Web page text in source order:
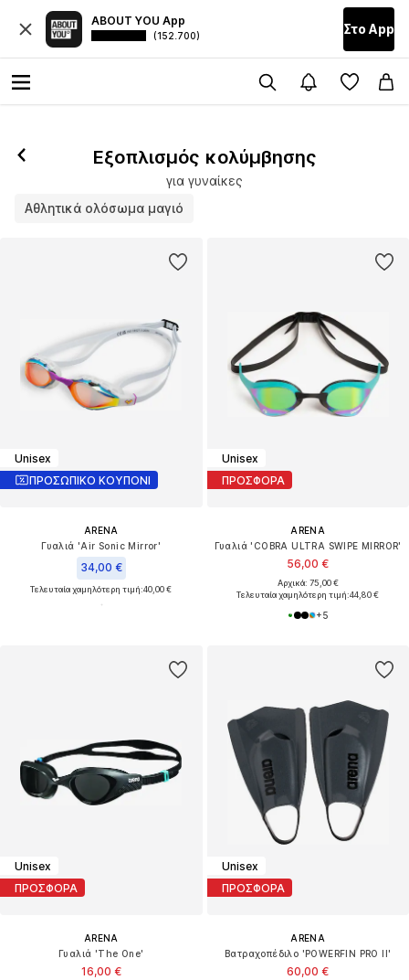
ABOUT YOU App
(152.700) Στο Αpp
Εξοπλισμός κολύμβησης
για γυναίκες
Αθλητικά ολόσωμα μαγιό
Unisex
ΠΡΟΣΩΠΙΚΟ ΚΟΥΠΟΝΙ
ARENA
Γυαλιά 'Air Sonic Mirror'
34,00 €
Τελευταία χαμηλότερη τιμή:40,00 €
Unisex
ΠΡΟΣΦΟΡΑ
ARENA
Γυαλιά 'COBRA ULTRA SWIPE MIRROR'
56,00 €
Αρχικά: 75,00 €
Τελευταία χαμηλότερη τιμή:44,80 €
+5
Unisex
ΠΡΟΣΦΟΡΑ
ARENA
Γυαλιά 'The One'
16,00 €
Unisex
ΠΡΟΣΦΟΡΑ
ARENA
Βατραχοπέδιλο 'POWERFIN PRO II'
60,00 €